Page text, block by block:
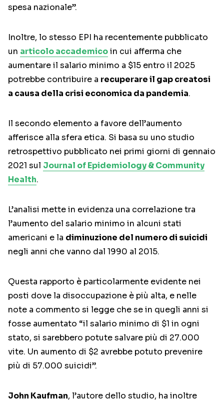
spesa nazionale”.
Inoltre, lo stesso EPI ha recentemente pubblicato
un articolo accademicoin cui afferma che
aumentare il salario minimo a $15 entro il 2025
potrebbe contribuire a recuperare il gap creatosi
a causa della crisi economica da pandemia.
Il secondo elemento a favore dell’aumento
afferisce alla sfera etica. Si basa su uno studio
retrospettivo pubblicato nei primi giorni di gennaio
2021 sul Journal of Epidemiology & Community
Health.
L’analisi mette in evidenza una correlazione tra
l’aumento del salario minimo in alcuni stati
americani e la diminuzione del numero di suicidi
negli anni che vanno dal 1990 al 2015.
Questa rapporto è particolarmente evidente nei
posti dove la disoccupazione è più alta, e nelle
note a commento si legge che se in quegli anni si
fosse aumentato “il salario minimo di $1 in ogni
stato, si sarebbero potute salvare più di 27.000
vite. Un aumento di $2 avrebbe potuto prevenire
più di 57.000 suicidi”.
John Kaufman, l’autore dello studio, ha inoltre